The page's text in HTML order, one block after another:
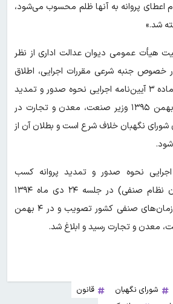
اعطای پروانه به آنها ظلم محسوب می‌شود،
شد.»
هیأت عمومی دیوان عدالت اداری از نظر
خصوص جنبه شرعی مقررات اجرایی، اطلاق
تبصره جزء ۶ بند «الف» ماده ۳ آیین‌نامه اجرایی نحوه صدور و تمدید
پروانه کسب مصوب ۴ بهمن ۱۳۹۵ وزیر صنعت، معدن و تجارت در
شورای نگهبان خلاف شرع است و بطلان آن از
نحوه صدور و تمدید پروانه کسب
(موضوع ماده ۱۲ قانون نظام صنفی) در جلسه ۲۴ دی ماه ۱۳۹۴
هیأت عالی نظارت بر سازمان‌های صنفی کشور تصویب و در ۴ بهمن
شورای نگهبان
قانون